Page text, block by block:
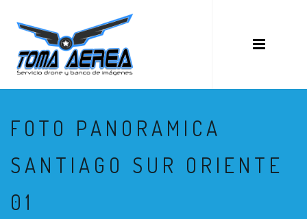
FOTO PANORAMICA
SANTIAGO SUR ORIENTE
01